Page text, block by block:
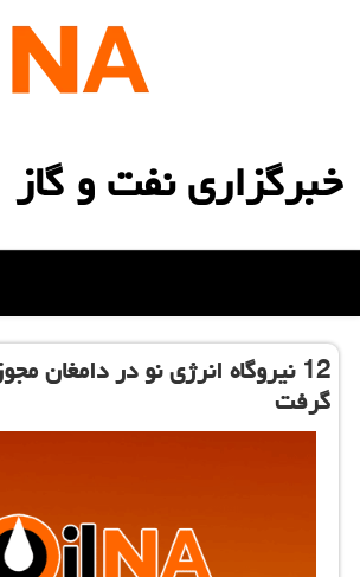
خبرگزاری نفت و گاز
12 نیروگاه انرژی نو در دامغان
گرفت